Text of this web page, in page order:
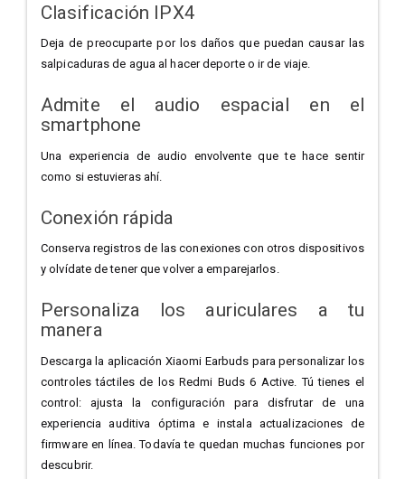
Clasificación IPX4
Deja de preocuparte por los daños que puedan causar las
salpicaduras de agua al hacer deporte o ir de viaje.
Admite el audio espacial en el
smartphone
Una experiencia de audio envolvente que te hace sentir
como si estuvieras ahí.
Conexión rápida
Conserva registros de las conexiones con otros dispositivos
y olvídate de tener que volver a emparejarlos.
Personaliza los auriculares a tu
manera
Descarga la aplicación Xiaomi Earbuds para personalizar los
controles táctiles de los Redmi Buds 6 Active. Tú tienes el
control: ajusta la configuración para disfrutar de una
experiencia auditiva óptima e instala actualizaciones de
firmware en línea.Todavía te quedan muchas funciones por
descubrir.